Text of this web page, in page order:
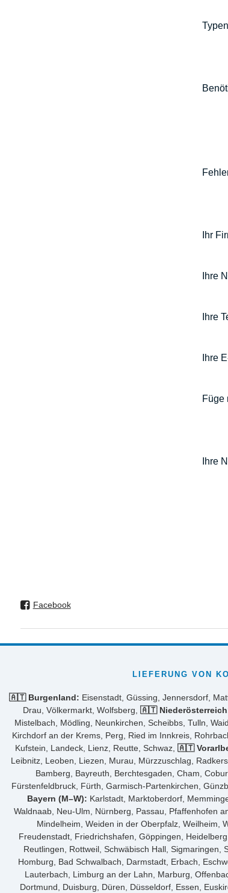
Ihr
Ihre
Ihre
Ihre
Füge
Ihre
Facebook
LIEFERUNG VON
🇦🇹 Burgenland: Eisenstadt, Güssing, Jennersdorf,
Drau, Völkermarkt, Wolfsberg, 🇦🇹
Mistelbach, Mödling, Neunkirchen, Scheibbs, Tulln,
Kirchdorf an der Krems, Perg, Ried im Innkreis,
Kufstein, Landeck, Lienz, Reutte, Schwaz, 🇦🇹
Leibnitz, Leoben, Liezen, Murau, Mürzzuschlag,
Bamberg, Bayreuth, Berchtesgaden, Cham,
Fürstenfeldbruck, Fürth, Garmisch-Partenkirchen,
Bayern (M–W): Karlstadt, Marktoberdorf,
Waldnaab, Neu-Ulm, Nürnberg, Passau, Pfaffenhofen
Mindelheim, Weiden in der Oberpfalz, Weilheim,
Freudenstadt, Friedrichshafen, Göppingen,
Reutlingen, Rottweil, Schwäbisch Hall, Sigmaringen,
Homburg, Bad Schwalbach, Darmstadt, Erbach,
Lauterbach, Limburg an der Lahn, Marburg,
Dortmund, Duisburg, Düren, Düsseldorf, Essen,